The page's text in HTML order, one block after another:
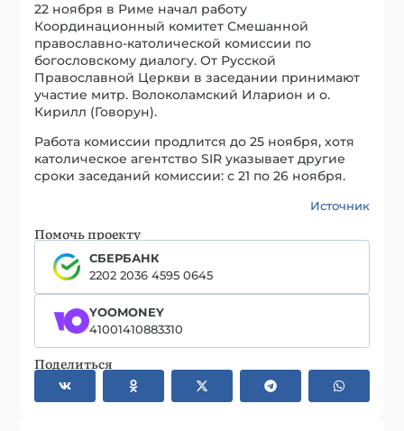
22 ноября в Риме начал работу
Координационный комитет Смешанной
православно-католической комиссии по
богословскому диалогу. От Русской
Православной Церкви в заседании принимают
участие митр. Волоколамский Иларион и о.
Кирилл (Говорун).
Работа комиссии продлится до 25 ноября, хотя
католическое агентство SIR указывает другие
сроки заседаний комиссии: с 21 по 26 ноября.
Источник
Помочь проекту
СБЕРБАНК
2202 2036 4595 0645
YOOMONEY
41001410883310
Поделиться